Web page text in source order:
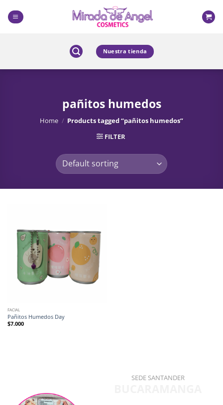
content
Nuestra tienda
pañitos humedos
Home / Products tagged “pañitos humedos”
FILTER
FACIAL
Pañitos Humedos Day
$7.000
SEDE SANTANDER